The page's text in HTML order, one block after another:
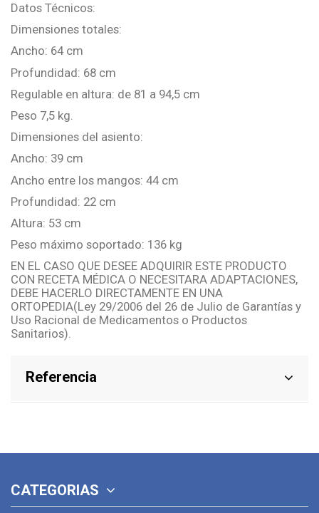
Datos Técnicos:
Dimensiones totales:
Ancho: 64 cm
Profundidad: 68 cm
Regulable en altura: de 81 a 94,5 cm
Peso 7,5 kg.
Dimensiones del asiento:
Ancho: 39 cm
Ancho entre los mangos: 44 cm
Profundidad: 22 cm
Altura: 53 cm
Peso máximo soportado: 136 kg
EN EL CASO QUE DESEE ADQUIRIR ESTE PRODUCTO
CON RECETA MÉDICA O NECESITARA ADAPTACIONES,
DEBE HACERLO DIRECTAMENTE EN UNA
ORTOPEDIA(Ley 29/2006 del 26 de Julio de Garantías y
Uso Racional de Medicamentos o Productos
Sanitarios).
Referencia
CATEGORIAS